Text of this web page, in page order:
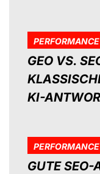
PERFORMANCE
GEO VS.
KI-
PERFORMANCE
GUTE SEO-